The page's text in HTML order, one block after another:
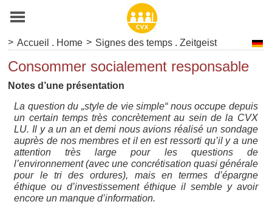
> Accueil . Home > Signes des temps . Zeitgeist
Consommer socialement responsable
Notes d’une présentation
La question du „style de vie simple“ nous occupe depuis
un certain temps très concrètement au sein de la CVX
LU. Il y a un an et demi nous avions réalisé un sondage
auprès de nos membres et il en est ressorti qu’il y a une
attention très large pour les questions de
l’environnement (avec une concrétisation quasi générale
pour le tri des ordures), mais en termes d’épargne
éthique ou d’investissement éthique il semble y avoir
encore un manque d’information.